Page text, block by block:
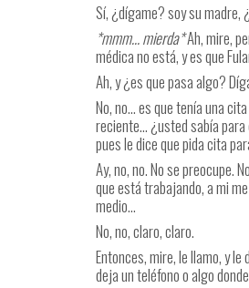
Sí, ¿dígame? soy su madre,
*mmm… mierda*Ah, mire,
médica no está, y es que
Ah, y ¿es que pasa algo?
No, no… es que tenía una
reciente… ¿usted sabía
pues le dice que pida cita
Ay, no, no. No se preocupe.
que está trabajando, a mi
medio…
No, no, claro, claro.
Entonces, mire, le llamo, y
deja un teléfono o algo